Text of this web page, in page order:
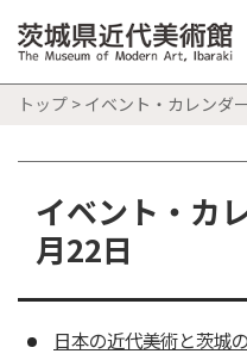
トップ > イベント・カレンダー
イベント・カ
月22日
日本の近代美術と茨城